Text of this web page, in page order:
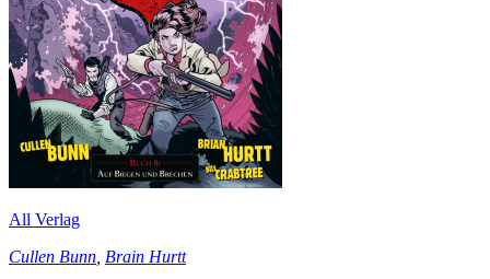
All Verlag
Cullen Bunn Brain Hurtt